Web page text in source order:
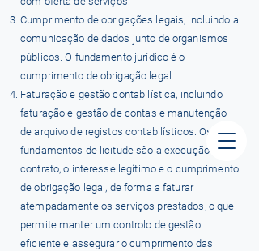
Cumprimento de obrigações legais, incluindo a
comunicação de dados junto de organismos
públicos. O fundamento jurídico é o
cumprimento de obrigação legal.
Faturação e gestão contabilística, incluindo
faturação e gestão de contas e manutenção
de arquivo de registos contabilísticos. Os
fundamentos de licitude são a execução de
contrato, o interesse legítimo e o cumprimento
de obrigação legal, de forma a faturar
atempadamente os serviços prestados, o que
permite manter um controlo de gestão
eficiente e assegurar o cumprimento das